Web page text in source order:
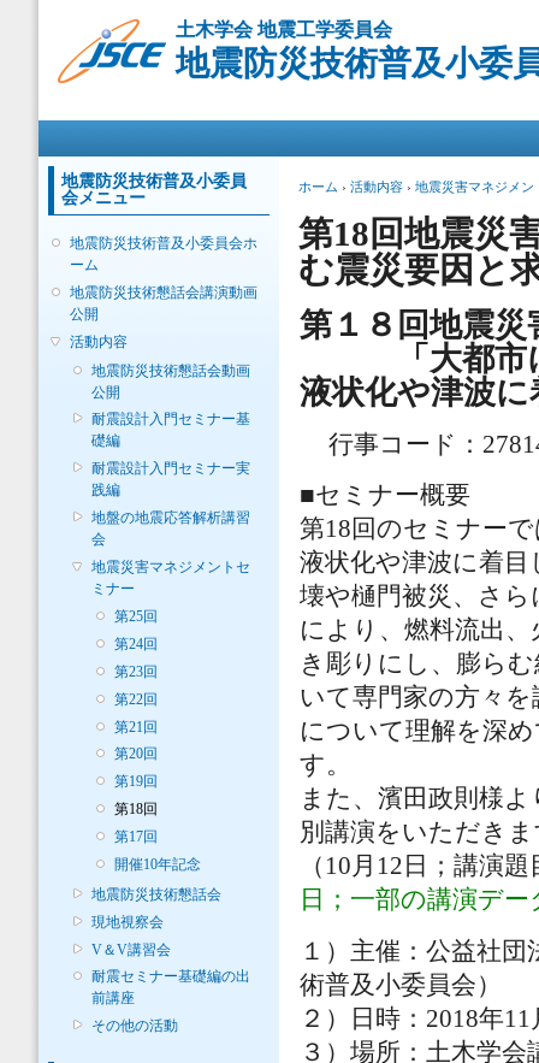
ン
移
動
土木学会 地震工学委員会
地震防災技術普及小委
地震防災技術普及小委員
会メニュー
地震防災技術普及小委員会ホ
ーム
地震防災技術懇話会講演動画
公開
活動内容
地震防災技術懇話会動画
公開
耐震設計入門セミナー基
礎編
耐震設計入門セミナー実
践編
地盤の地震応答解析講習
会
地震災害マネジメントセ
ミナー
第25回
第24回
第23回
第22回
第21回
第20回
第19回
第18回
第17回
開催10年記念
地震防災技術懇話会
現地視察会
V＆V講習会
耐震セミナー基礎編の出
前講座
その他の活動
現在地
ホーム › 活動内容 › 地震災害マネジメン
第18回地震災
む震災要因と
第１８回地震
「大都市に
液状化や津波
行事コード：
■セミナー概要
第18回のセミナー
液状化や津波に着
壊や樋門被災、さ
により、燃料流出
き彫りにし、膨ら
いて専門家の方々
について理解を深
す。
また、濱田政則様
別講演をいただき
（10月12日；講演
日；一部の講演デー
１）主催：公益社
術普及小委員会）
２）日時：2018年
３）場所：土木学